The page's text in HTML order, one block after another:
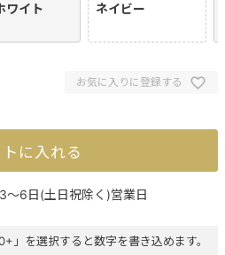
ワイト ネイビー
お気に入りに登録する
に入れる
～6日(土日祝除く)営業日
」を選択すると数字を書き込めます。